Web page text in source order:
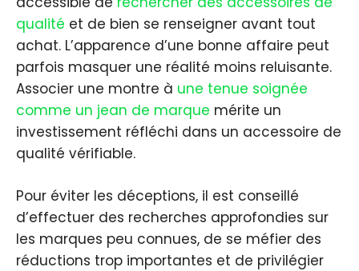
qualité et de bien se renseigner avant tout
achat. L’apparence d’une bonne affaire peut
parfois masquer une réalité moins reluisante.
Associer une montre à une tenue soignée
comme un jean de marque mérite un
investissement réfléchi dans un accessoire de
qualité vérifiable.
Pour éviter les déceptions, il est conseillé
d’effectuer des recherches approfondies sur
les marques peu connues, de se méfier des
réductions trop importantes et de privilégier